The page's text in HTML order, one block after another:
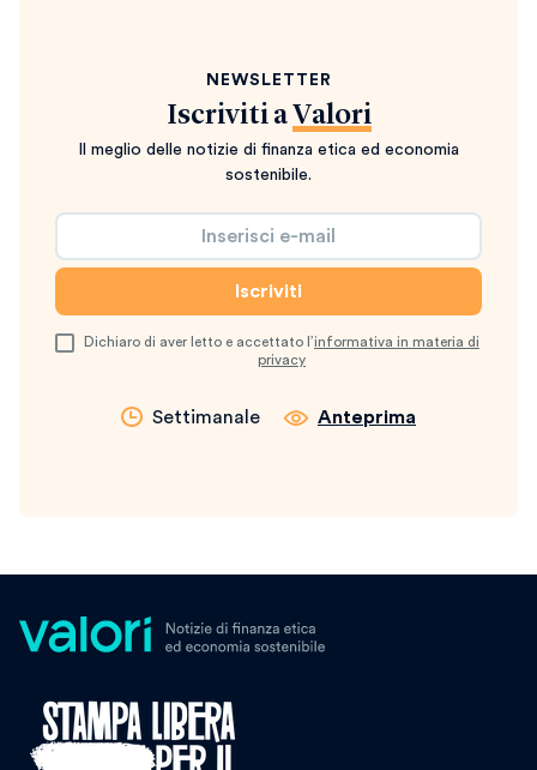
NEWSLETTER
Iscriviti a Valori
Il meglio delle notizie di finanza etica ed economia
sostenibile.
Dichiaro di aver letto e accettato l’informativa in materia di
privacy
Settimanale Anteprima